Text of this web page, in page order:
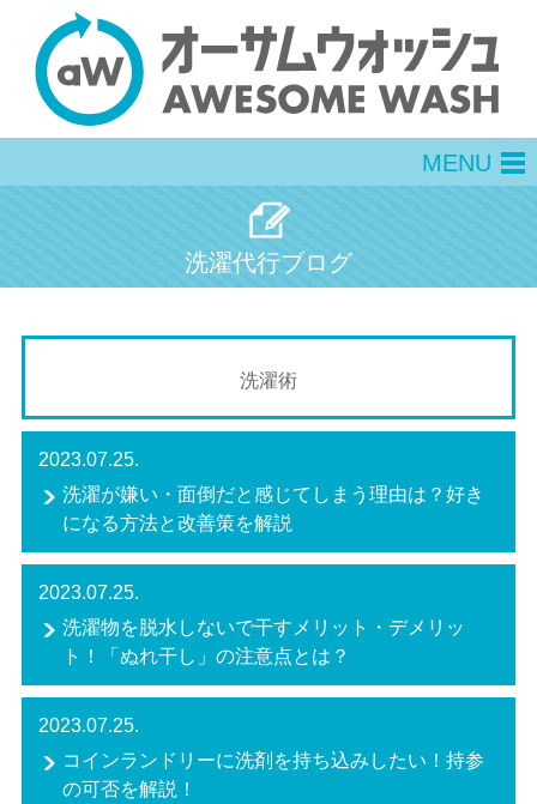
MENU
洗濯代行ブログ
洗濯術
2023.07.25.
洗濯が嫌い・面倒だと感じてしまう理由は？好き
になる方法と改善策を解説
2023.07.25.
洗濯物を脱水しないで干すメリット・デメリッ
ト！「ぬれ干し」の注意点とは？
2023.07.25.
コインランドリーに洗剤を持ち込みしたい！持参
の可否を解説！